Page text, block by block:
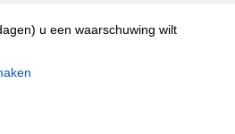
u een waarschuwing wilt